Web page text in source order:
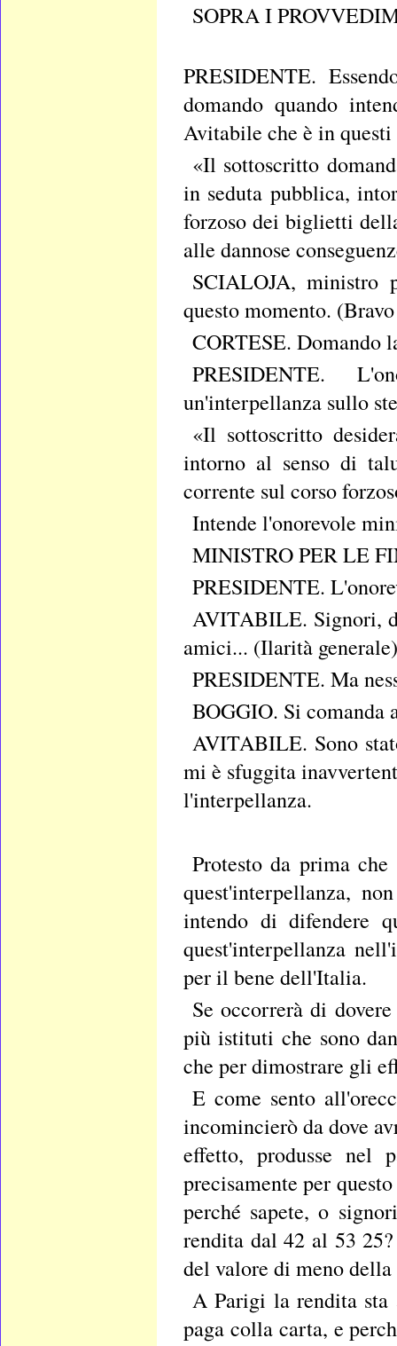
SOPRA I
PRESIDENTE.
domando quando
Avitabile che è in
«Il sottoscritto
in seduta pubblica,
forzoso dei biglietti
alle dannose
SCIALOJA, ministro
questo momento.
CORTESE. Domando
PRESIDENTE.
un'interpellanza sullo
«Il sottoscritto
intorno al senso di
corrente sul corso
Intende l'onorevole
MINISTRO PER LE
PRESIDENTE.
AVITABILE. Signori,
amici... (Ilarità generale)
PRESIDENTE. Ma
BOGGIO. Si comanda
AVITABILE. Sono
mi è sfuggita
l'interpellanza.
Protesto da prima
quest'interpellanza,
intendo di difendere
quest'interpellanza
per il bene dell'Italia.
Se occorrerà di
più istituti che sono
che per dimostrare gli
E come sento
incomincierò da dove
effetto, produsse
precisamente per
perché sapete, o
rendita dal 42 al 53
del valore di meno
A Parigi la rendita
paga colla carta, e